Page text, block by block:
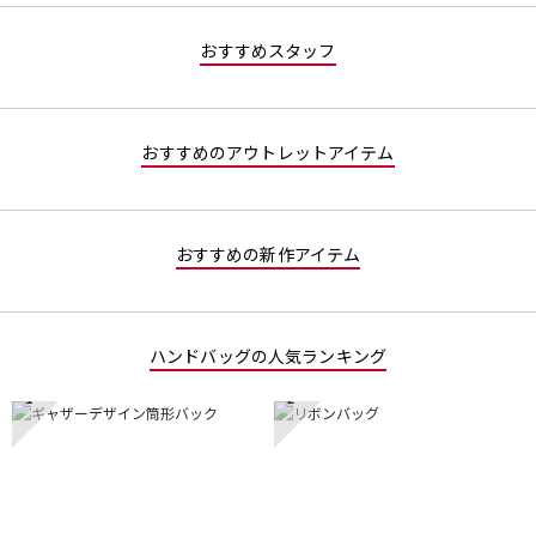
おすすめスタッフ
おすすめのアウトレットアイテム
おすすめの新作アイテム
ハンドバッグの人気ランキング
1 2